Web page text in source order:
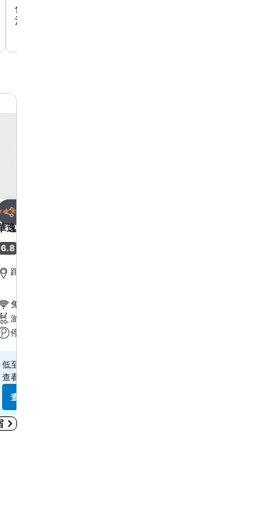
你可以在酒店的健康水療中心放鬆身心，這裡設有室內游
池，讓你徹底放鬆
分享
星級
逸酒店
6.8
距離Grand Tower 6.7 公里
免費 Wi-Fi
游泳池
停車場
查看價格
低至
查看
查看價格